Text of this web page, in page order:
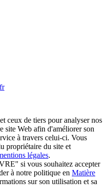
ceux de tiers pour analyser nos
site Web afin d'améliorer son
à travers celui-ci. Vous
propriétaire du site et
légales.
si vous souhaitez accepter
à notre politique en Matière
sur son utilisation et sa